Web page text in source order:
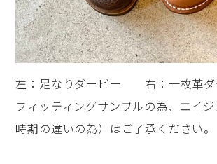
左：足なりダービー 右：一枚革ダ
フィッティングサンプルの為、エイ
時期の違いの為）はご了承ください。